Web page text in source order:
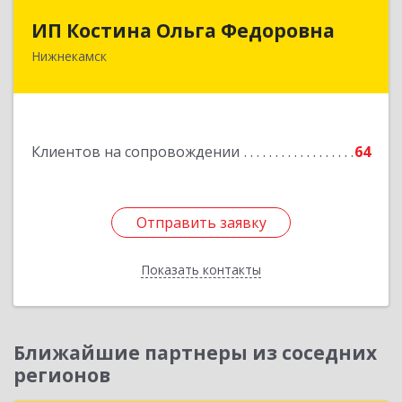
ИП Костина Ольга Федоровна
Нижнекамск
Клиентов на сопровождении 64
Отправить заявку
Показать контакты
Отправить заявку
Назад
Ближайшие партнеры из соседних
регионов